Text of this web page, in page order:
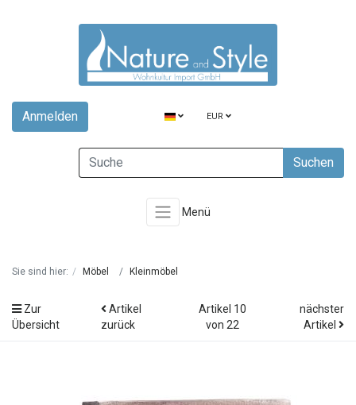
Anmelden EUR
Suchen
Menü
Sie sind hier: Möbel Kleinmöbel
Zur
Übersicht
Artikel
zurück
Artikel 10
von 22
nächster
Artikel